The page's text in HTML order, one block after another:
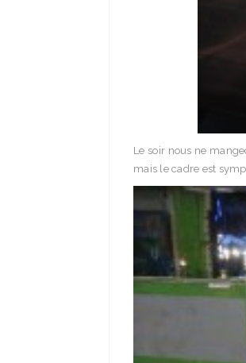
Le soir nous ne
mais le cadre est